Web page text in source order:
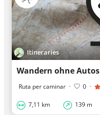
Itineraries
Wandern ohne Autos
Ruta per caminar · 0 ·
7,11 km 139 m